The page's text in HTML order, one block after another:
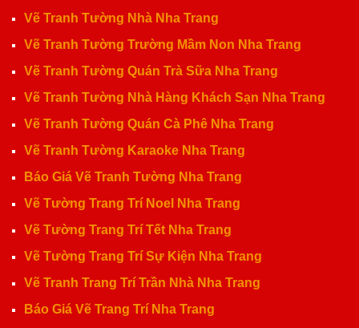
Vẽ Tranh Tường Nhà Nha Trang
Vẽ Tranh Tường Trường Mầm Non Nha Trang
Vẽ Tranh Tường Quán Trà Sữa Nha Trang
Vẽ Tranh Tường Nhà Hàng Khách Sạn Nha Trang
Vẽ Tranh Tường Quán Cà Phê Nha Trang
Vẽ Tranh Tường Karaoke Nha Trang
Báo Giá Vẽ Tranh Tường Nha Trang
Vẽ Tường Trang Trí Noel Nha Trang
Vẽ Tường Trang Trí Tết Nha Trang
Vẽ Tường Trang Trí Sự Kiện Nha Trang
Vẽ Tranh Trang Trí Trần Nhà Nha Trang
Báo Giá Vẽ Trang Trí Nha Trang